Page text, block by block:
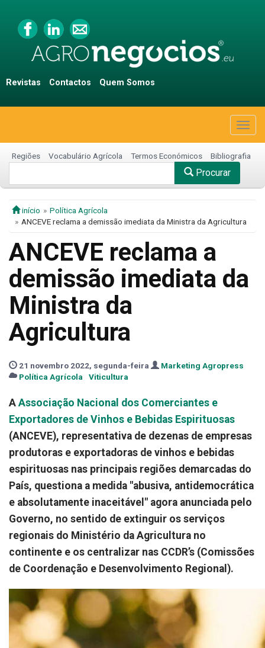
Revistas Contactos Quem Somos
Regiões Vocabulário Agrícola Termos Económicos Bibliografia
Procurar
início
Política Agrícola
ANCEVE reclama a demissão imediata da Ministra da Agricultura
ANCEVE reclama a
demissão imediata da
Ministra da
Agricultura
21 novembro 2022, segunda-feira
Marketing Agropress
Política Agrícola
Viticultura
A Associação Nacional dos Comerciantes e
Exportadores de Vinhos e Bebidas Espirituosas
(ANCEVE), representativa de dezenas de empresas
produtoras e exportadoras de vinhos e bebidas
espirituosas nas principais regiões demarcadas do
País, questiona a medida "abusiva, antidemocrática
e absolutamente inaceitável" agora anunciada pelo
Governo, no sentido de extinguir os serviços
regionais do Ministério da Agricultura no
continente e os centralizar nas CCDR’s (Comissões
de Coordenação e Desenvolvimento Regional).